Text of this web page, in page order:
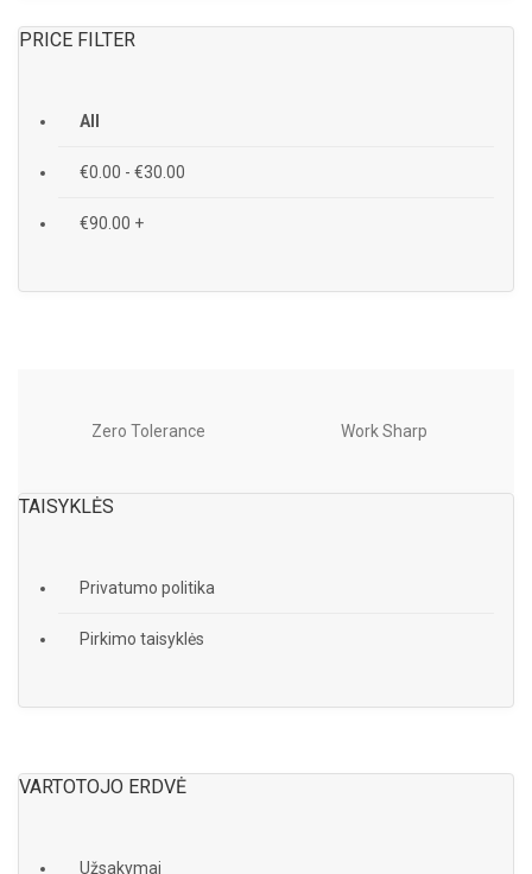
PRICE FILTER
All
€0.00 - €30.00
€90.00 +
Zero Tolerance Work Sharp
TAISYKLĖS
Privatumo politika
Pirkimo taisyklės
VARTOTOJO ERDVĖ
Užsakymai